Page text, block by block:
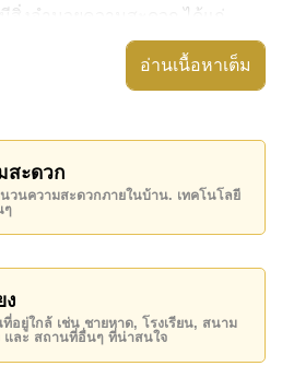
สิ่งอำนวยความสะดวก ได้แก่
งแจ้งที่มีหลังคา,
ใช้ สระว่ายน้ำ ส่วนกลาง ได้
ลอดภัย 24 ชั่วโมง, ทางเข้ามีไม้
Village 8 ได้แก่: บิ๊กซี
ปาร์ค, ถนนคนเดิน , เอเชีย 9
ทยา, รพ.กรุงเทพจอมเทียน
รับขายในราคา ฿ 5,600,000
าคา ฿ 18,000 บาท
อ่านเนื้อหาเต็ม
สะดวก
วนความสะดวกภายในบ้าน. เทคโนโลยี
ๆ
ง
อยู่ใกล้ เช่น ชายหาด, โรงเรียน, สนาม
และ สถานที่อื่นๆ ที่น่าสนใจ